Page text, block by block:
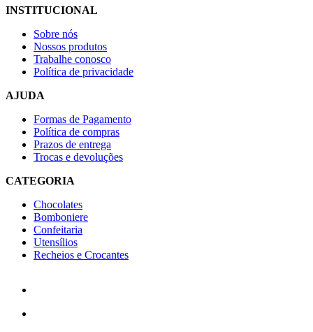
INSTITUCIONAL
Sobre nós
Nossos produtos
Trabalhe conosco
Política de privacidade
AJUDA
Formas de Pagamento
Política de compras
Prazos de entrega
Trocas e devoluções
CATEGORIA
Chocolates
Bomboniere
Confeitaria
Utensílios
Recheios e Crocantes